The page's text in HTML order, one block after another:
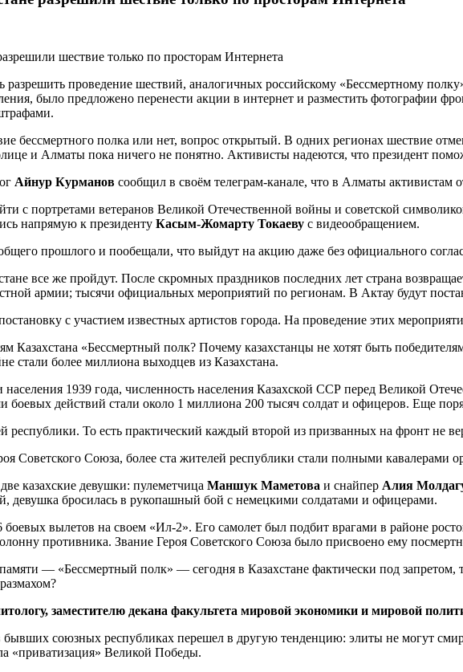
разрешить проведение шествий, аналогичных российскому «Бессмертному
было предложено перенести акции в интернет и разместить фотографии
бессмертного полка или нет, вопрос открытый. В одних регионах шествие
и Алматы пока ничего не понятно. Активисты надеются, что президент
Айнур Курманов сообщил в своём телеграм-канале, что в Алматы активистам
с портретами ветеранов Великой Отечественной войны и советской
напрямую к президенту Касым-Жомарту Токаеву с видеообращением.
прошлого и пообещали, что выйдут на акцию даже без официального
все же пройдут. После скромных праздников последних лет страна
армии; тысячи официальных мероприятий по регионам. В Актау будут
с участием известных артистов города. На проведение этих
Казахстана «Бессмертный полк? Почему казахстанцы не хотят быть
стали более миллиона выходцев из Казахстана.
1939 года, численность населения Казахской ССР перед Великой
действий стали около 1 миллиона 200 тысяч солдат и офицеров. Еще
республики. То есть практический каждый второй из призванных на фронт не
Советского Союза, более ста жителей республики стали полными кавалерами
казахские девушки: пулеметчица Маншук Маметова и снайпер Алия
девушка бросилась в рукопашный бой с немецкими солдатами и офицерами.
боевых вылетов на своем «Ил-2». Его самолет был подбит врагами в районе
противника. Звание Героя Советского Союза было присвоено ему
— «Бессмертный полк» — сегодня в Казахстане фактически под запретом,
заместителю декана факультета мировой экономики и мировой
союзных республиках перешел в другую тенденцию: элиты не могут
«приватизация» Великой Победы.